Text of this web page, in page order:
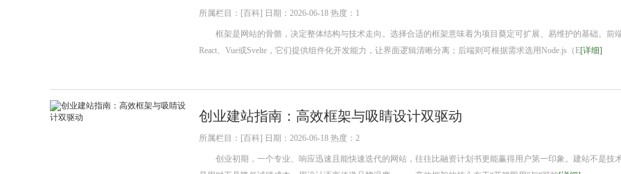
所属栏目：[百科] 日期：2026-06-18 热度：1
框架是网站的骨骼，决定整体结构与技术走向。选择合适的框架意味着为项目奠定可扩展、易维护的基础。前
React、Vue或Svelte，它们提供组件化开发能力，让界面逻辑清晰分离；后端则可根据需求选用Node.js（E[详细]
创业建站指南：高效框架与吸睛设计双驱动
所属栏目：[百科] 日期：2026-06-18 热度：2
创业初期，一个专业、响应迅速且能快速迭代的网站，往往比融资计划书更能赢得用户第一印象。建站不是技